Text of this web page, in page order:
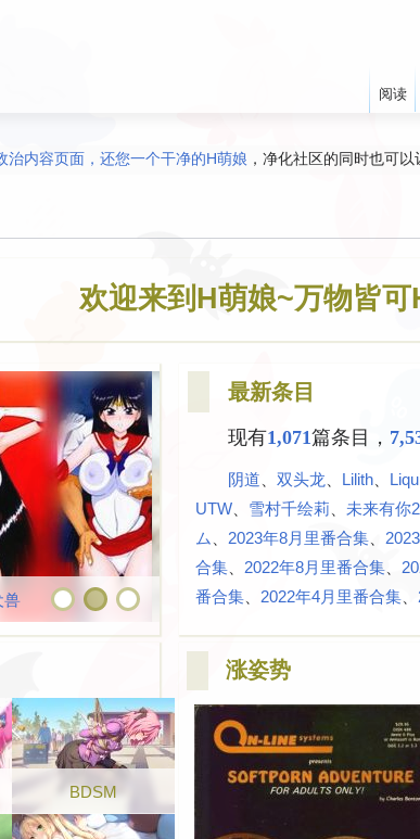
治内容页面，还您一个干净的H萌娘 ，净化社区的同时也可
/空缺，请勇于修正/添加！编辑H萌娘其实很容易！
欢迎来到H萌娘~万物皆可
优质妹系黄油推荐
BDSM
最新条目
现有1,071篇条目，
阴道 、​双头龙 Lilith
UTW
雪村千绘莉 、​未来有你
ム
2023年8月里番合集
合集
2022年8月里番合集
番合集
2022年4月里番合集
涨姿势
阅读